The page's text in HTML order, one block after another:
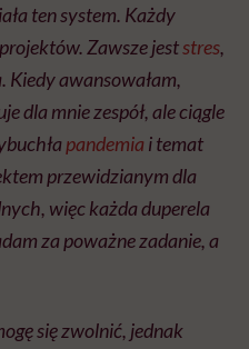
ten system. Każdy
Zawsze jeststres,
Kiedy awansowałam,
dla mnie zespół, ale ciągle
pandemia i temat
przewidzianym dla
więc każda duperela
za poważne zadanie, a
się zwolnić, jednak